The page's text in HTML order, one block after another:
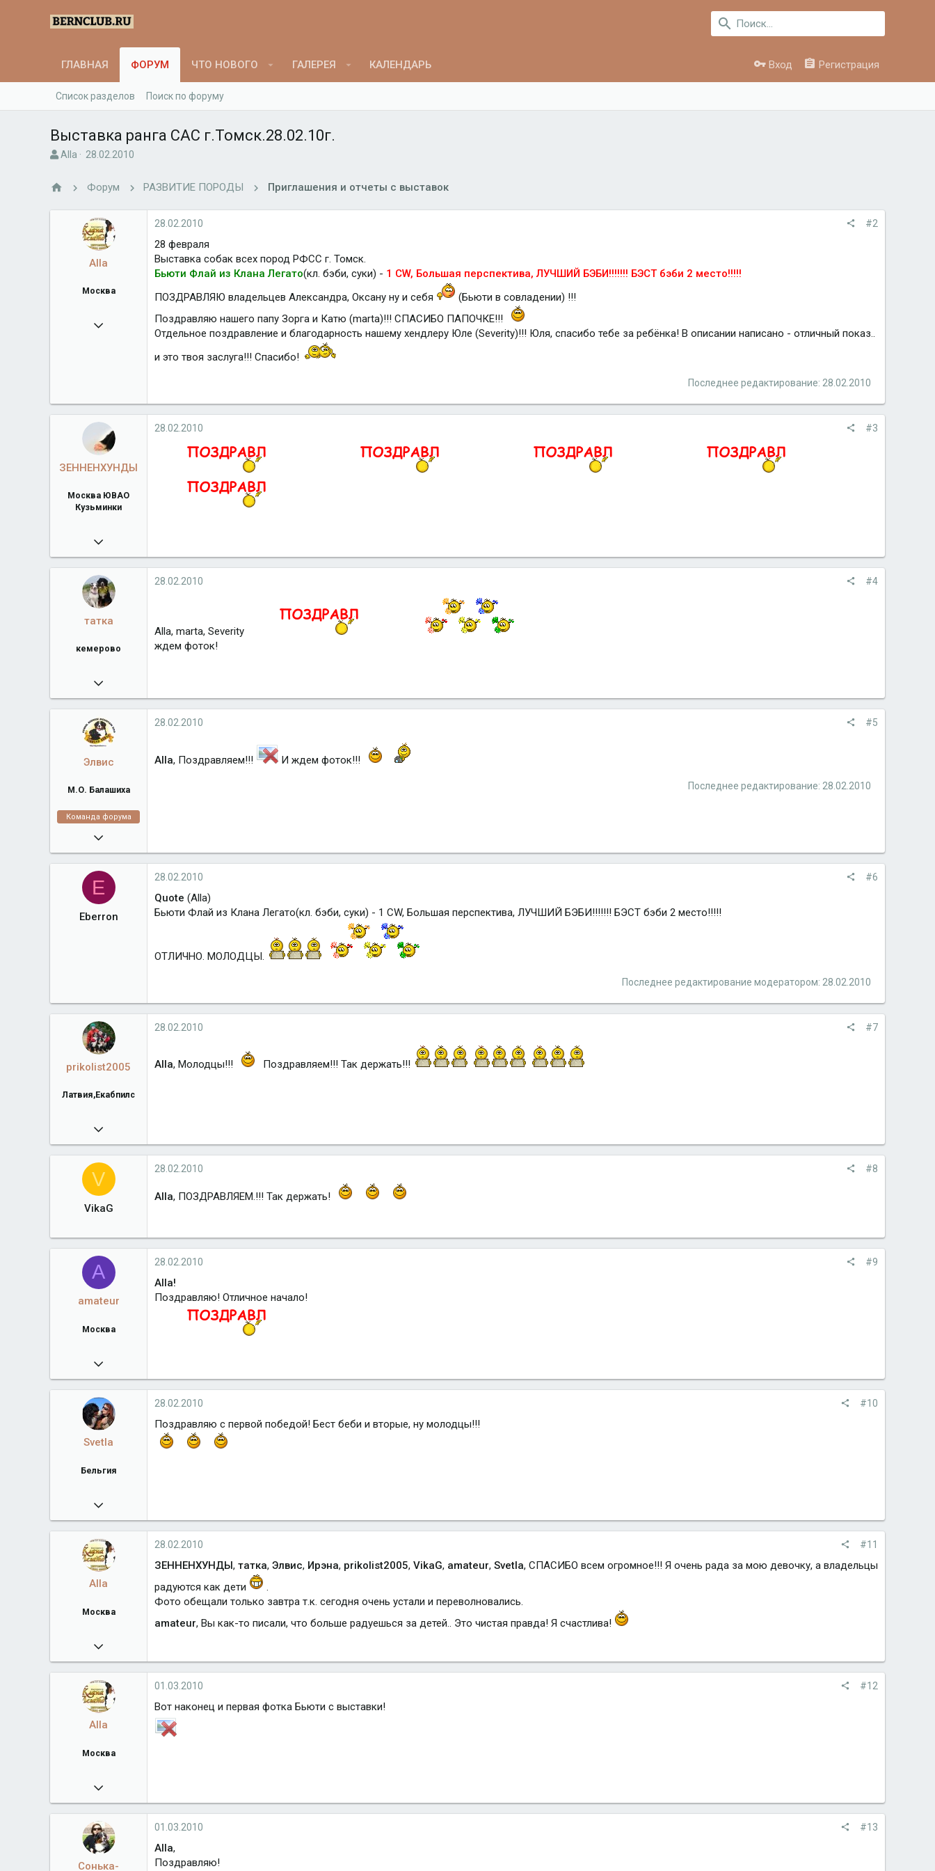
ГЛАВНАЯ ФОРУМ ЧТО НОВОГО ГАЛЕРЕЯ КАЛЕНДАРЬ Вход Регистрация
Список разделов Поиск по форуму
Выставка ранга САС г.Томск.28.02.10г.
А
о
Alla
Д
а
а
ч
а
28.02.2010
Форум РАЗВИТИЕ ПОРОДЫ Приглашения и отчеты с выставок
Alla
Москва
23.11.2009
28.02.2010 #2
28 февраля
Выставка собак всех пород РФСС г. Томск.
Бьюти Флай из Клана Легато(кл. бэби, суки) - 1 CW, Большая перспектива, ЛУЧШИЙ БЭБИ!!!!!!! БЭСТ бэби 2 место!!!!!
ПОЗДРАВЛЯЮ владельцев Александра, Оксану ну и себя
(Бьюти в совладении) !!!
Поздравляю нашего папу Зорга и Катю (marta)!!! СПАСИБО ПАПОЧКЕ!!!
Отдельное поздравление и благодарность нашему хендлеру Юле (Severity)!!! Юля, спасибо тебе за ребёнка! В описании написано - отличный показ..
и это твоя заслуга!!! Спасибо!
Последнее редактирование: 28.02.2010
ЗЕННЕНХУНДЫ
Москва ЮВАО
Кузьминки
17.03.2009
4 498
Город
28.02.2010 #3
татка
кемерово
17.06.2008
4 884
кемерово
28.02.2010 #4
Alla, marta, Severity
ждем фоток!
Элвис
М.О. Балашиха
Команда форума
16.02.2008
38 918
Город
28.02.2010 #5
Alla, Поздравляем!!! И ждем фоток!!!
Последнее редактирование: 28.02.2010
E
Eberron
28.02.2010 #6
Quote (Alla)
Бьюти Флай из Клана Легато(кл. бэби, суки) - 1 CW, Большая перспектива, ЛУЧШИЙ БЭБИ!!!!!!! БЭСТ бэби 2 место!!!!!
ОТЛИЧНО. МОЛОДЦЫ.
Последнее редактирование модератором: 28.02.2010
prikolist2005
Латвия,Екабпилс
01.10.2009
22 684
Город
28.02.2010 #7
Alla, Молодцы!!! Поздравляем!!! Так держать!!!
V
VikaG
28.02.2010 #8
Alla, ПОЗДРАВЛЯЕМ.!!! Так держать!
A
amateur
Москва
11.11.2008
9 392
Город
Москва
28.02.2010 #9
Alla!
Поздравляю! Отличное начало!
Svetla
Бельгия
07.07.2008
22 871
Город
Бельгия
28.02.2010 #10
Поздравляю с первой победой! Бест беби и вторые, ну молодцы!!!
Alla
Москва
23.11.2009
6 279
klan-legato.ru
Город
Москва
28.02.2010 #11
ЗЕННЕНХУНДЫ, татка, Элвис, Ирэна, prikolist2005, VikaG, amateur, Svetla, СПАСИБО всем огромное!!! Я очень рада за мою девочку, а владельцы
радуются как дети
.
Фото обещали только завтра т.к. сегодня очень устали и переволновались.
amateur, Вы как-то писали, что больше радуешься за детей.. Это чистая правда! Я счастлива!
Alla
Москва
23.11.2009
6 279
klan-legato.ru
Город
Москва
01.03.2010 #12
Вот наконец и первая фотка Бьюти с выставки!
Сонька-
01.03.2010 #13
Alla,
Поздравляю!